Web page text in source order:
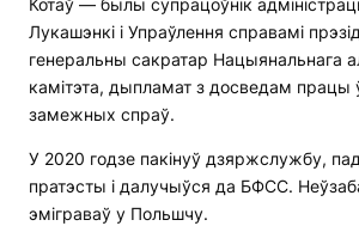
Котаў — былы супрацоўнік
Лукашэнкі і Упраўлення справамі
генеральны сакратар Нацыянальнага
камітэта, дыпламат з досведам працы
замежных спраў.
У 2020 годзе пакінуў дзяржслужбу,
пратэсты і далучыўся да БФСС.
эміграваў у Польшчу.